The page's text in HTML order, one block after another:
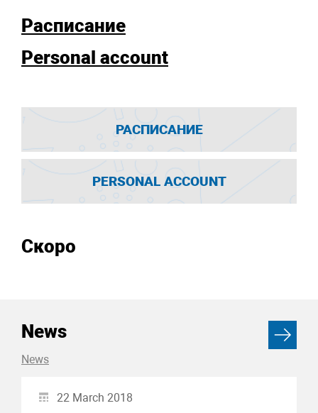
Расписание
Personal account
РАСПИСАНИЕ
PERSONAL ACCOUNT
Скоро
News
News
22 March 2018